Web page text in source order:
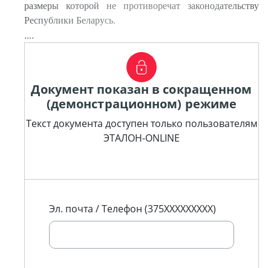
размеры которой не противоречат законодательству
Республики Беларусь.
....
Документ показан в сокращенном
(демонстрационном) режиме
Текст документа доступен только пользователям
ЭТАЛОН-ONLINE
Эл. почта / Телефон (375XXXXXXXXX)